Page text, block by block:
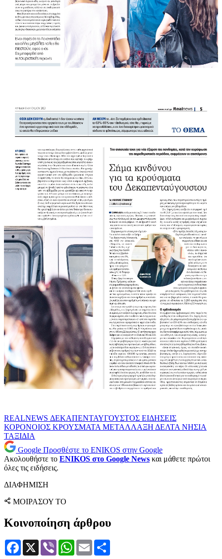
REALNEWS ΔΕΚΑΠΕΝΤΑΥΓΟΥΣΤΟΣ ΕΙΔΗΣΕΙΣ
ΚΟΡΟΝΟΙΟΣ ΚΡΟΥΣΜΑΤΑ ΜΕΤΑΛΛΑΞΗ ΔΕΛΤΑ ΝΗΣΙΑ
ΤΑΞΙΔΙΑ
Google Προσθέστε το ENIKOS στην Google
Ακολουθήστε το ENIKOS στο Google News και μάθετε πρώτοι
όλες τις ειδήσεις.
ΔΙΑΦΗΜΙΣΗ
ΜΟΙΡΑΣΟΥ ΤΟ
Κοινοποίηση άρθρου
Facebook
X Viber WhatsApp
Email